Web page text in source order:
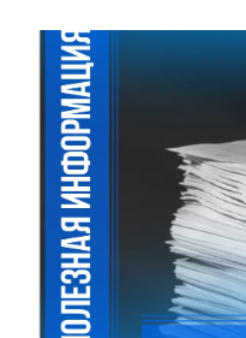
вызвало некоторые
антимонопольная
размер объекта
Заказчик не учел
лотов